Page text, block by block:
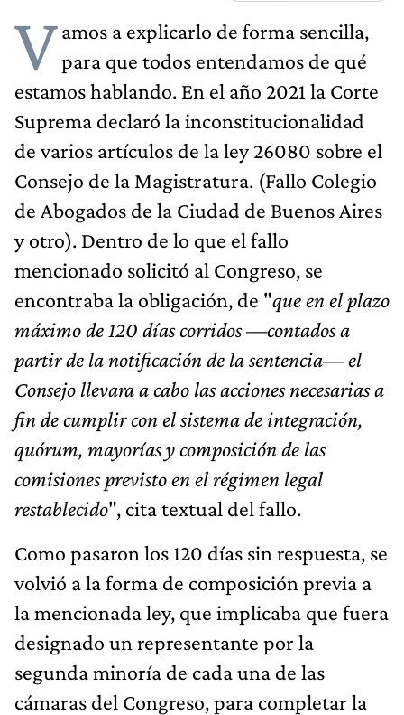
Vamos a explicarlo de forma sencilla,
para que todos entendamos de qué
estamos hablando. En el año 2021 la Corte
Suprema declaró la inconstitucionalidad
de varios artículos de la ley 26080 sobre el
Consejo de la Magistratura. (Fallo Colegio
de Abogados de la Ciudad de Buenos Aires
y otro). Dentro de lo que el fallo
mencionado solicitó al Congreso, se
encontraba la obligación, de "que en el plazo
máximo de 120 días corridos —contados a
partir de la notificación de la sentencia— el
Consejo llevara a cabo las acciones necesarias a
fin de cumplir con el sistema de integración,
quórum, mayorías y composición de las
comisiones previsto en el régimen legal
restablecido", cita textual del fallo.
Como pasaron los 120 días sin respuesta, se
volvió a la forma de composición previa a
la mencionada ley, que implicaba que fuera
designado un representante por la
segunda minoría de cada una de las
cámaras del Congreso, para completar la